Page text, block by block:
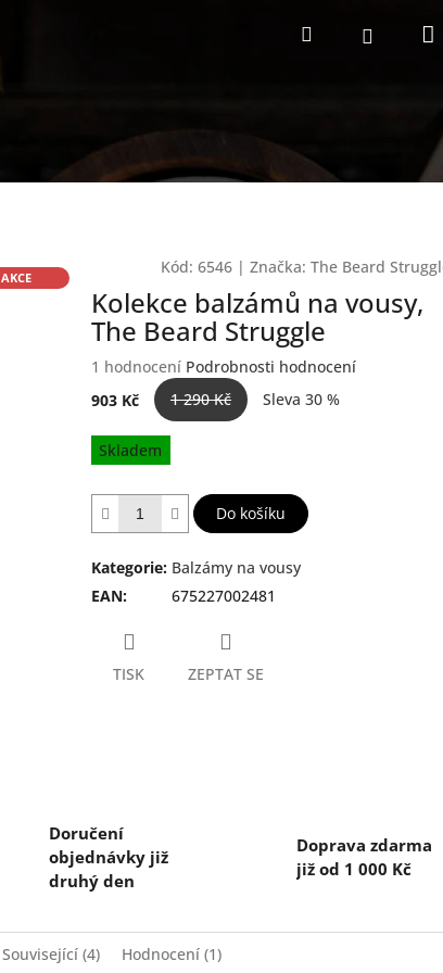
Hledat
AKCE
Kód: 6546 | Značka: The Beard
Kolekce balzámů na vousy,
The Beard Struggle
Průměrné
hodnocení
produktu
je
5,0
5
hvězdiček.
1 hodnocení Podrobnosti hodnocení
903 Kč
1 290 Kč
Sleva 30 %
Měrná
cena:
Skladem
Do košíku
Kategorie: Balzámy na vousy
EAN: 675227002481
TISK ZEPTAT SE
Doručení
objednávky již
druhý den
Doprava zdarma
již od 1 000 Kč
Související (4) Hodnocení (1)